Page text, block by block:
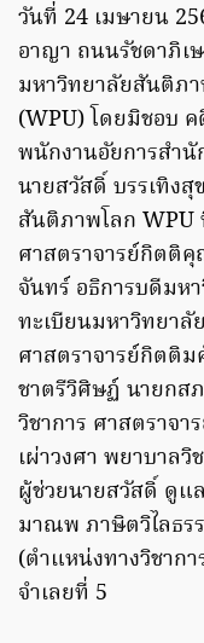
วันที่ 24 เมษายน
อาญา ถนนรัชดาภิ
มหาวิทยาลัยสันติภ
(WPU) โดยมิชอบ
พนักงานอัยการสำ
นายสวัสดิ์ บรรเทิง
สันติภาพโลก WPU
ศาสตราจารย์กิตติ
จันทร์ อธิการบดีมห
ทะเบียนมหาวิทยาลั
ศาสตราจารย์กิตติม
ชาตรีวิศิษฏ์ นายกส
วิชาการ ศาสตราจา
เผ่าวงศา พยาบาลวิ
ผู้ช่วยนายสวัสดิ์ ดูแ
มาณพ ภาษิตวิไลธร
(ตำแหน่งทางวิชาก
จำเลยที่ 5